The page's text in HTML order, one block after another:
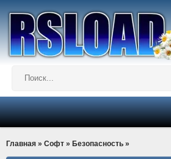
Главная » Софт » Безопасность »